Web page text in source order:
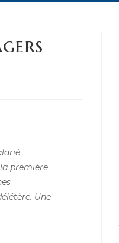
première
Une